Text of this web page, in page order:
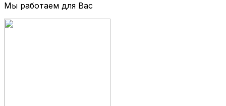
Мы работаем для Вас